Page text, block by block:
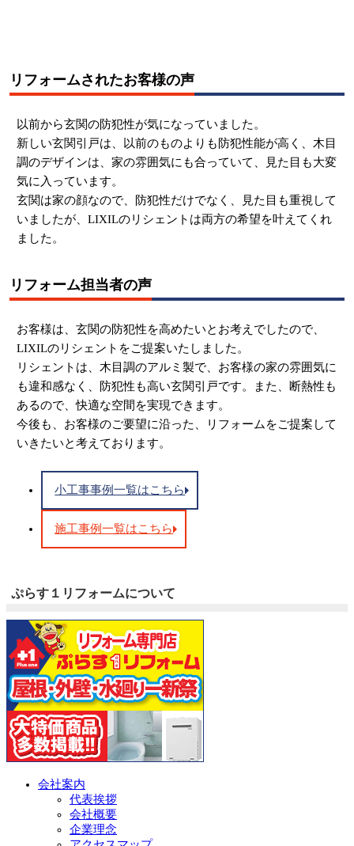
リフォームされたお客様の声
以前から玄関の防犯性が気になっていました。
新しい玄関引戸は、以前のものよりも防犯性能が高く、木目
調のデザインは、家の雰囲気にも合っていて、見た目も大変
気に入っています。
玄関は家の顔なので、防犯性だけでなく、見た目も重視して
いましたが、LIXILのリシェントは両方の希望を叶えてくれ
ました。
リフォーム担当者の声
お客様は、 玄関の防犯性を高めたいとお考えでしたので、
LIXILのリシェントをご提案いたしました。
リシェントは、木目調のアルミ製で、お客様の家の雰囲気に
も違和感なく、防犯性も高い玄関引戸です。また、断熱性も
あるので、快適な空間を実現できます。
今後も、お客様のご要望に沿った、リフォームをご提案して
いきたいと考えております。
小工事事例一覧はこちら
施工事例一覧はこちら
ぷらす１リフォームについて
会社案内
代表挨拶
会社概要
企業理念